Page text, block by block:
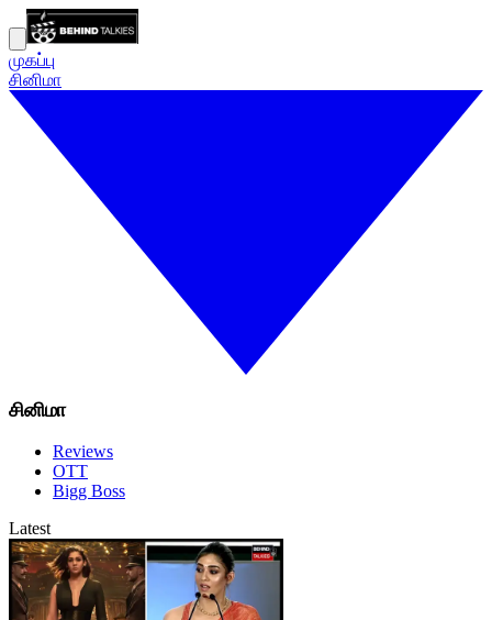
முகப்பு
சினிமா
சினிமா
Reviews
OTT
Bigg Boss
Latest